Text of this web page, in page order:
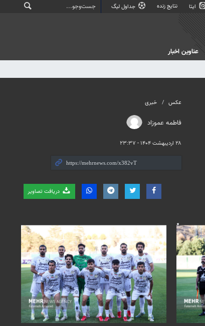
ایتا نتایج زنده جداول لیگ
عناوین اخبار
عکس خبری
فاطمه عموزاد
۲۸ اردیبهشت ۱۴۰۴ - ۲۳:۳۷
دریافت تصاویر